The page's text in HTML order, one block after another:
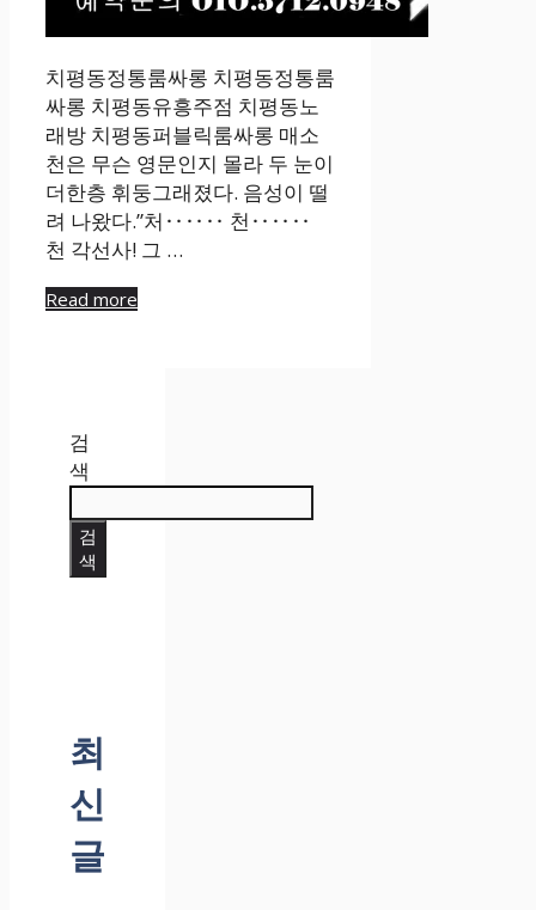
치평동정통룸싸롱 치평동정통룸
싸롱 치평동유흥주점 치평동노
래방 치평동퍼블릭룸싸롱 매소
천은 무슨 영문인지 몰라 두 눈이
더한층 휘둥그래졌다. 음성이 떨
려 나왔다.”처‥‥‥ 천‥‥‥
천 각선사! 그 …
Read more
검
색
검
색
최
신
글